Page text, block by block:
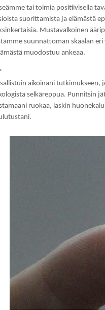
tai toimia positiivisella
suorittamista ja elämästä
Mustavalkoinen
suunnattoman skaalan
muodostuu ankeaa.
aikoinani tutkimukseen,
selkäreppua. Punnitsin
ruokaa, laskin